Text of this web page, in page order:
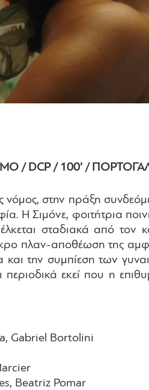
/ DCP / 100’ /
στην πράξη
Η Σιμόνε, φοιτήτρια
σταδιακά από τον
πλαν-αποθέωση της
και την συμπίεση των
εκεί που η
Gabriel Bortolini
Beatriz Pomar